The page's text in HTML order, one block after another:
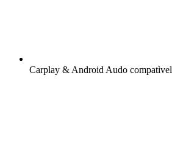
Carplay & Android Audo compatìvel